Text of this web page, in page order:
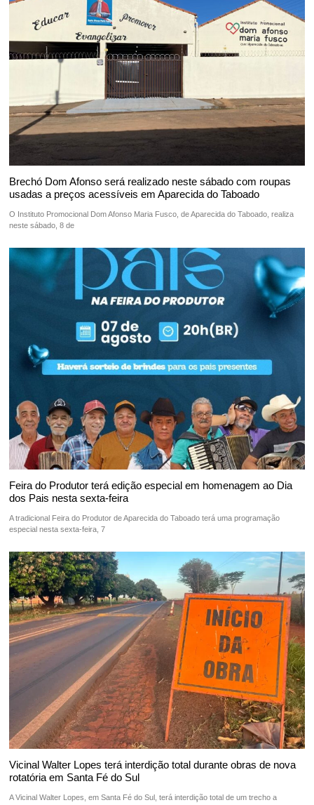
Brechó Dom Afonso será realizado neste sábado com roupas
usadas a preços acessíveis em Aparecida do Taboado
O Instituto Promocional Dom Afonso Maria Fusco, de Aparecida do Taboado, realiza
neste sábado, 8 de
Feira do Produtor terá edição especial em homenagem ao Dia
dos Pais nesta sexta-feira
A tradicional Feira do Produtor de Aparecida do Taboado terá uma programação
especial nesta sexta-feira, 7
Vicinal Walter Lopes terá interdição total durante obras de nova
rotatória em Santa Fé do Sul
A Vicinal Walter Lopes, em Santa Fé do Sul, terá interdição total de um trecho a